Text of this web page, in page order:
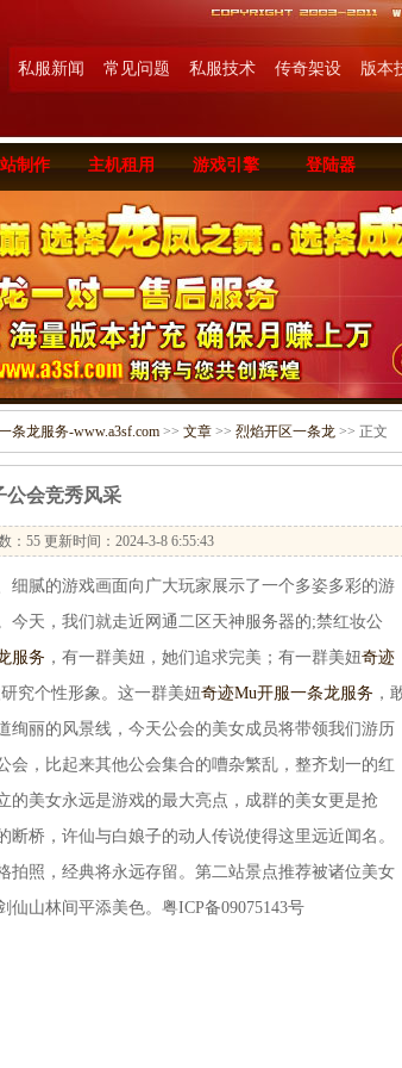
私服新闻 常见问题 私服技术 传奇架设 版本
制作 主机租用 游戏引擎 登陆器
条龙服务-www.a3sf.com >> 文章 >> 烈焰开区一条龙 >> 正文
公会竞秀风采
： 55 更新时间：2024-3-8 6:55:43
腻的游戏画面向广大玩家展示了一个多姿多彩的游
天，我们就走近网通二区天神服务器的;禁红妆公
服务 ，有一群美妞，她们追求完美；有一群美妞奇迹
究个性形象。这一群美妞奇迹Mu开服一条龙服务 ，
丽的风景线，今天公会的美女成员将带领我们游历
，比起来其他公会集合的嘈杂繁乱，整齐划一的红
的美女永远是游戏的最大亮点，成群的美女更是抢
桥，许仙与白娘子的动人传说使得这里远近闻名。
照，经典将永远存留。第二站景点推荐被诸位美女
山林间平添美色。粤ICP备09075143号